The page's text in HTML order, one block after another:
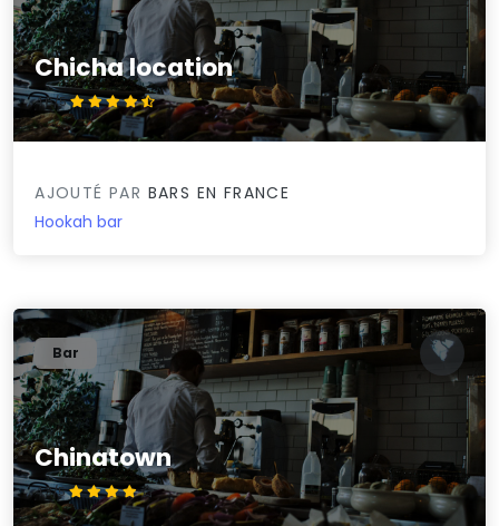
Chicha location
4.6/5
AJOUTÉ PAR BARS EN FRANCE
Hookah bar
Chinatown
4.3/5
Bar